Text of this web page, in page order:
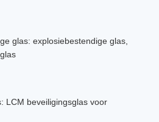
glas: explosiebestendige glas,
LCM beveiligingsglas voor